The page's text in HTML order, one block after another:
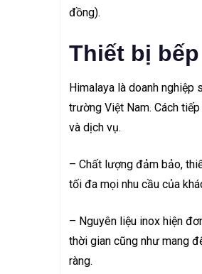
đồng).
Thiết bị
Himalaya là doanh nghiệp
trường Việt Nam. Cách
và dịch vụ.
– Chất lượng đảm bảo,
tối đa mọi nhu cầu của
– Nguyên liệu inox hiện
thời gian cũng như mang
ràng.